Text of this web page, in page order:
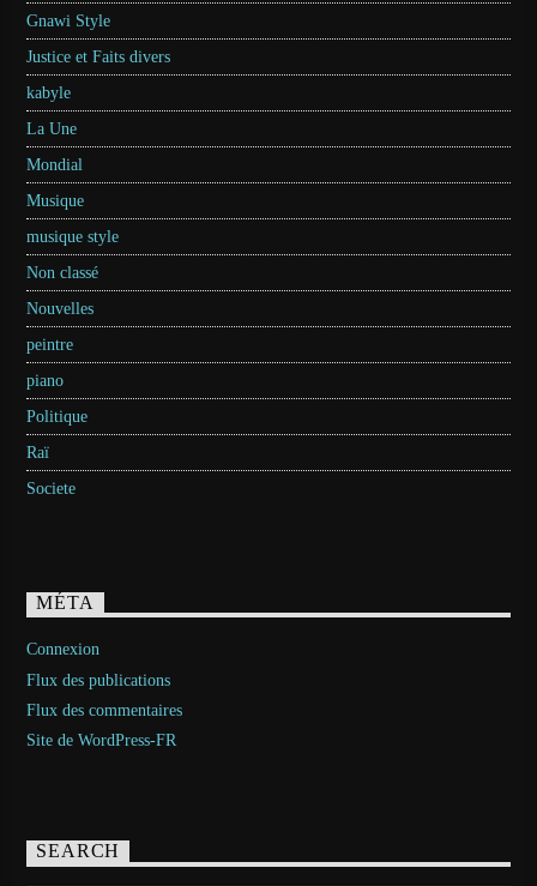
Gnawi Style
Justice et Faits divers
kabyle
La Une
Mondial
Musique
musique style
Non classé
Nouvelles
peintre
piano
Politique
Raï
Societe
MÉTA
Connexion
Flux des publications
Flux des commentaires
Site de WordPress-FR
SEARCH